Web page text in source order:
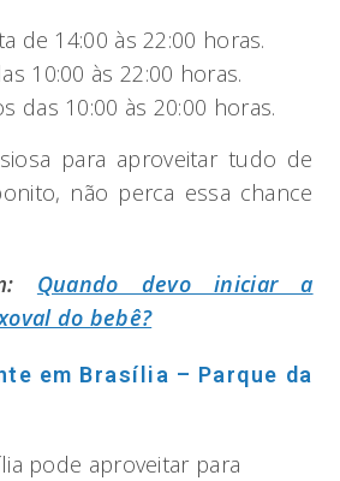
de 14:00 às 22:00 horas.
10:00 às 22:00 horas.
das 10:00 às 20:00 horas.
para aproveitar tudo de
não perca essa chance
Quando devo iniciar a
do bebê?
em Brasília – Parque da
pode aproveitar para